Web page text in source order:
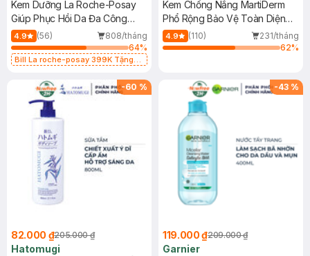
Kem Dưỡng La Roche-Posay
Giúp Phục Hồi Da Đa Công
Dụng 40ml
4.9 (56)
808/tháng
64%
Bill La roche-posay 399K Tặng
(SL có hạn)
Kem Chống Nắng MartiDerm
Phổ Rộng Bảo Vệ Toàn Diện
40ml
4.9 (110)
231/tháng
62%
-60 %
82.000 ₫205.000 ₫
Hatomugi
-43 %
119.000 ₫209.000 ₫
Garnier